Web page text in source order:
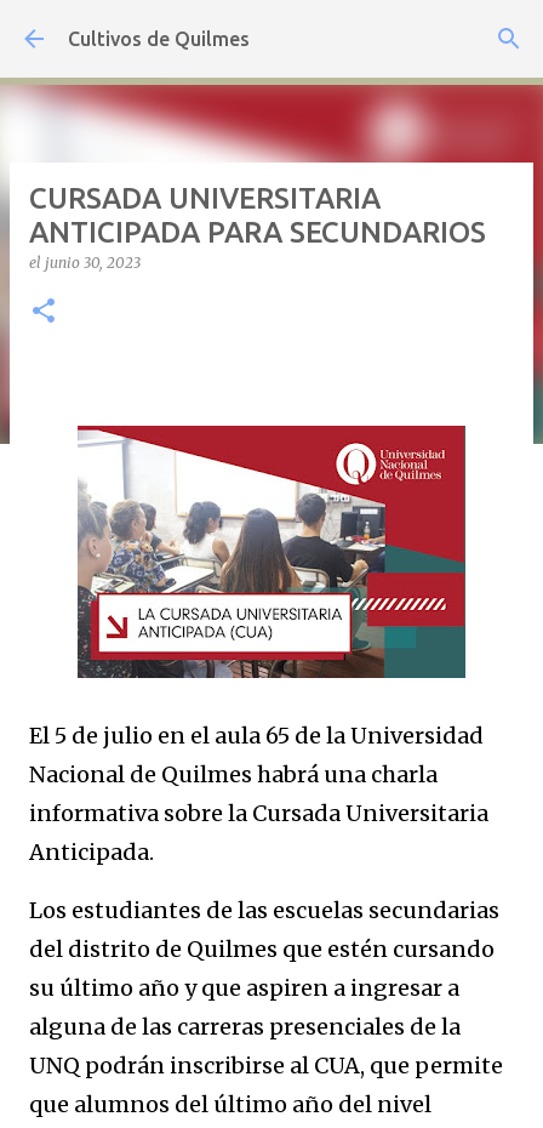
Ir al contenido principal
Cultivos de Quilmes
CURSADA UNIVERSITARIA
ANTICIPADA PARA SECUNDARIOS
el junio 30, 2023
El 5 de julio en el aula 65 de la Universidad
Nacional de Quilmes habrá una charla
informativa sobre la Cursada Universitaria
Anticipada.
Los estudiantes de las escuelas secundarias
del distrito de Quilmes que estén cursando
su último año y que aspiren a ingresar a
alguna de las carreras presenciales de la
UNQ podrán inscribirse al CUA, que permite
que alumnos del último año del nivel